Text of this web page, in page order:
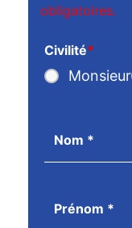
obligatoires.
Civilité*
Monsieur